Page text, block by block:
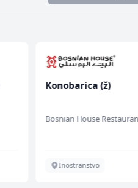
Konobarica (ž)
Bosnian House
Inostranstvo